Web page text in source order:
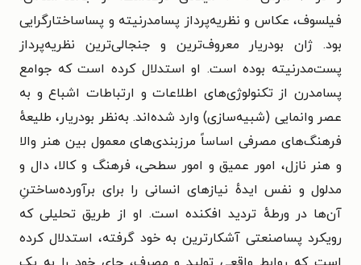
فیلسوف، عکاس و نظریه‌پرداز پسامدرنیته و پساساختارگرایی
بود. ژان بودریار معروف‌ترین و جنجالی‌ترین نظریه‌پرداز
پست‌مدرنیته بوده است. او استدلال کرده است که جوامع
پسامدرن از تکنولوژی‌های اطلاعات و ارتباطات اشباع و به
عصر وانمایی (شبیه‌سازی) وارد شده‌اند. به‌نظر بودریار، طلیعهٔ
فرهنگ‌های مصرفی اساساً مرزبندی‌های معمول بین هنر والا
و هنر نازل، امور عمیق و امور سطحی، فرهنگ و کالا، دال و
مدلول و نفس ایدهٔ نیازهای انسانی را برای برآورده‌ساختنِ
آن‌ها در ورطهٔ تردید افکنده است. او از طریق تحلیلی که
رویکرد پساصنعتی آشکارترین به خود گرفته، استدلال کرده